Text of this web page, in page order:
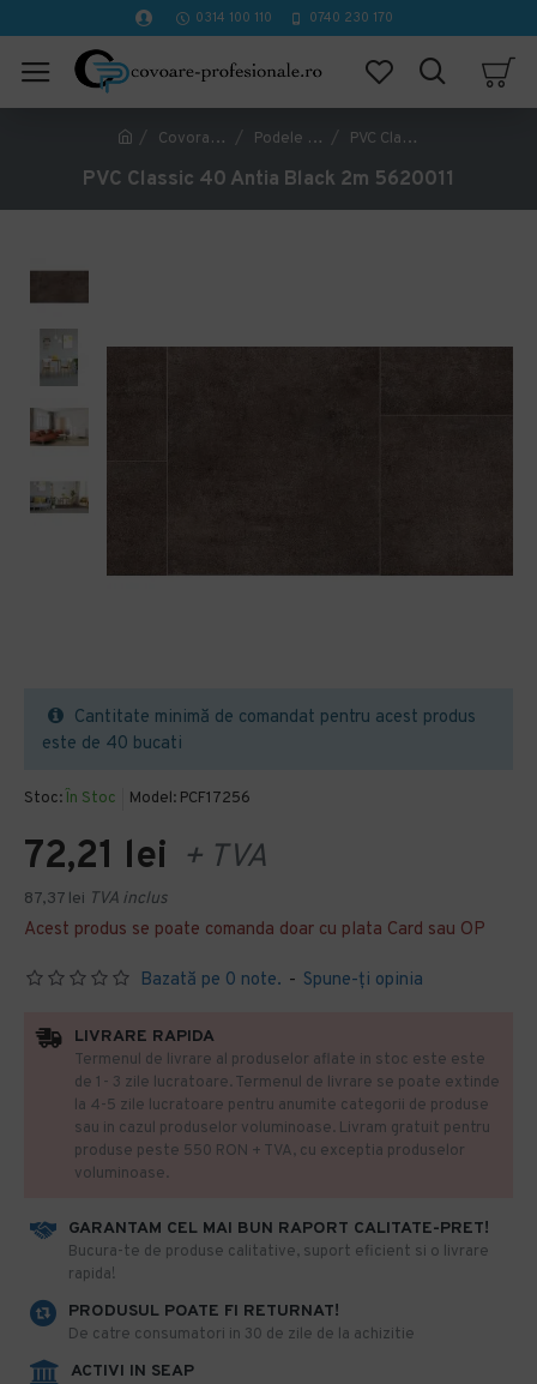
0314 100 110 0740 230 170
Covorase Profesionale Podele PVC, LVT, Linoleum PVC Classic 40 Antia Black 2m 5620011
PVC Classic 40 Antia Black 2m 5620011
Stoc: În Stoc Model: PCF17256
Bazată pe 0 note. - Spune-ţi opinia
72,21 lei + TVA
87,37 lei TVA inclus
Acest produs se poate comanda doar cu plata Card sau OP
Cantitate minimă de comandat pentru acest produs
este de 40 bucati
GARANTAM CEL MAI BUN RAPORT CALITATE-PRET!
​Bucura-te de produse calitative, suport eficient si o livrare
rapida!
PRODUSUL POATE FI RETURNAT!
De catre consumatori in 30 de zile de la achizitie
ACTIVI IN SEAP
LIVRARE RAPIDA
Termenul de livrare al produselor aflate in stoc este este
de 1- 3 zile lucratoare. Termenul de livrare se poate extinde
la 4-5 zile lucratoare pentru anumite categorii de produse
sau in cazul produselor voluminoase. Livram gratuit pentru
produse peste 550 RON + TVA, cu exceptia produselor
voluminoase.